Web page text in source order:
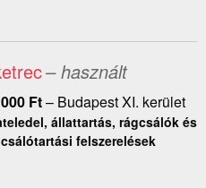
– használt
Ft– Budapest XI. kerület
állattartás, rágcsálók és
felszerelések